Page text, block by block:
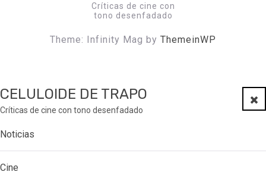
Críticas de cine con
tono desenfadado
Theme: Infinity Mag by ThemeinWP
CELULOIDE DE TRAPO
Críticas de cine con tono desenfadado
Noticias
Cine